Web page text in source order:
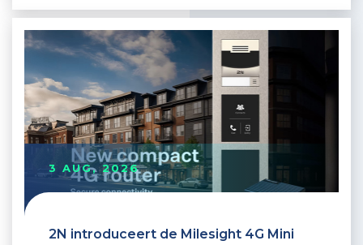
3 AUG, 2026
2N introduceert de Milesight 4G Mini